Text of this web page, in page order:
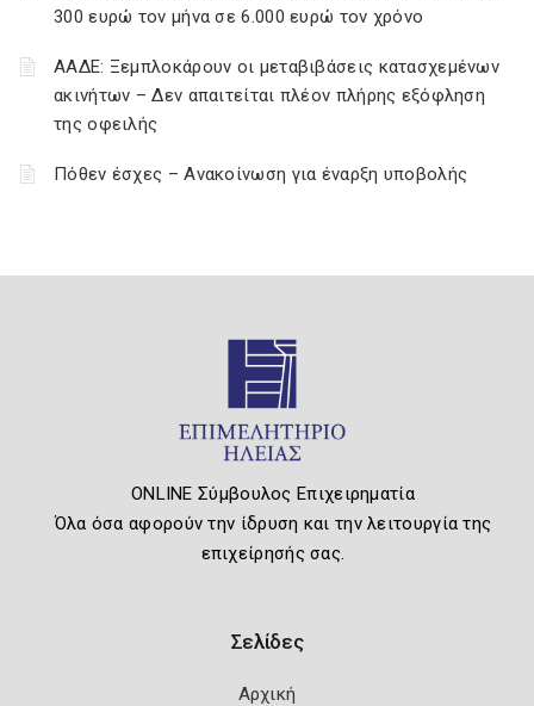
300 ευρώ τον μήνα σε 6.000 ευρώ τον χρόνο
ΑΑΔΕ: Ξεμπλοκάρουν οι μεταβιβάσεις κατασχεμένων
ακινήτων – Δεν απαιτείται πλέον πλήρης εξόφληση
της οφειλής
Πόθεν έσχες – Ανακοίνωση για έναρξη υποβολής
ONLINE Σύμβουλος Επιχειρηματία
Όλα όσα αφορούν την ίδρυση και την λειτουργία της
επιχείρησής σας.
Σελίδες
Αρχική